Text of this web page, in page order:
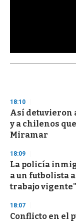
s
d
s
o
f
3
s
e
c
o
n
s
18:10
Así detuvieron
y a chilenos
Miramar
18:09
La policía
a un futbolista
trabajo vigente"
18:07
Conflicto en el